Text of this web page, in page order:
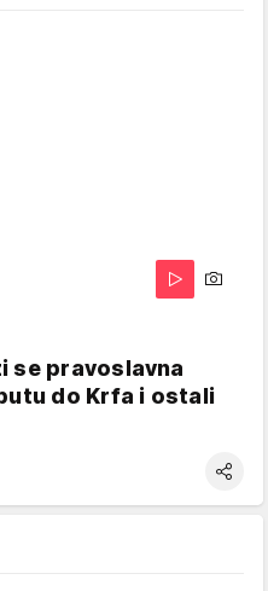
se pravoslavna
do Krfa i ostali